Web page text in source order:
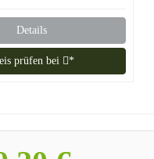
Details
prüfen bei *